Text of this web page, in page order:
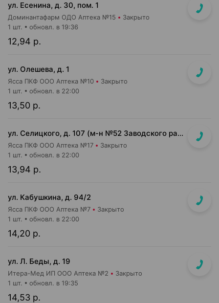
ул. Есенина, д. 30, пом. 1
Доминантафарм ОДО Аптека №15 Закрыто
12,94 р.
1 шт. обновл. в 19:36
ул. Олешева, д. 1
Ясса ПКФ ООО Аптека №10 Закрыто
13,50 р.
1 шт. обновл. в 22:00
ул. Селицкого, д. 107 (м-н №52 Заводского райпищеторга)
Ясса ПКФ ООО Аптека №17 Закрыто
13,94 р.
1 шт. обновл. в 22:00
ул. Кабушкина, д. 94/2
Ясса ПКФ ООО Аптека №7 Закрыто
14,20 р.
1 шт. обновл. в 22:00
ул. Л. Беды, д. 19
Итера-Мед ИП ООО Аптека №2 Закрыто
14,53 р.
1 шт. обновл. в 19:35